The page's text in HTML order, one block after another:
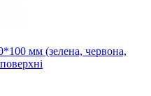
мм (зелена, червона,